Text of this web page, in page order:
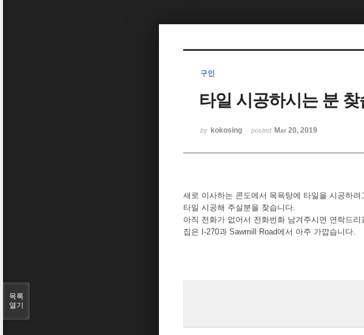
구인
타일 시공하시는 분
by kokosing posted May 20, 2019
새로 이사하는 콘도에서 목욕탕에 타일을 시공하려
타일 시공해 주실분을 찾습니다.
아직 전화가 없어서 전화번화 남겨주시면 연락드리
집은 I-270과 Sawmill Road에서 아주 가깝습니다.
목록
열기
Sketchbook5, 스케치북5
Sketchbook5, 스케치북5